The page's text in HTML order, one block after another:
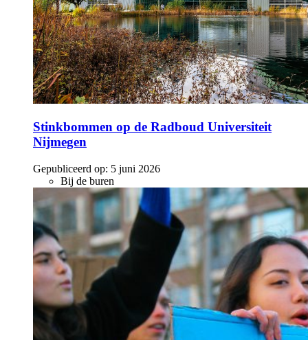
Stinkbommen op de Radboud Universiteit
Nijmegen
Gepubliceerd op: 5 juni 2026
Bij de buren